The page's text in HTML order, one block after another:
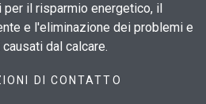
il risparmio energetico, il
e l'eliminazione dei problemi e
dal calcare.
DI CONTATTO